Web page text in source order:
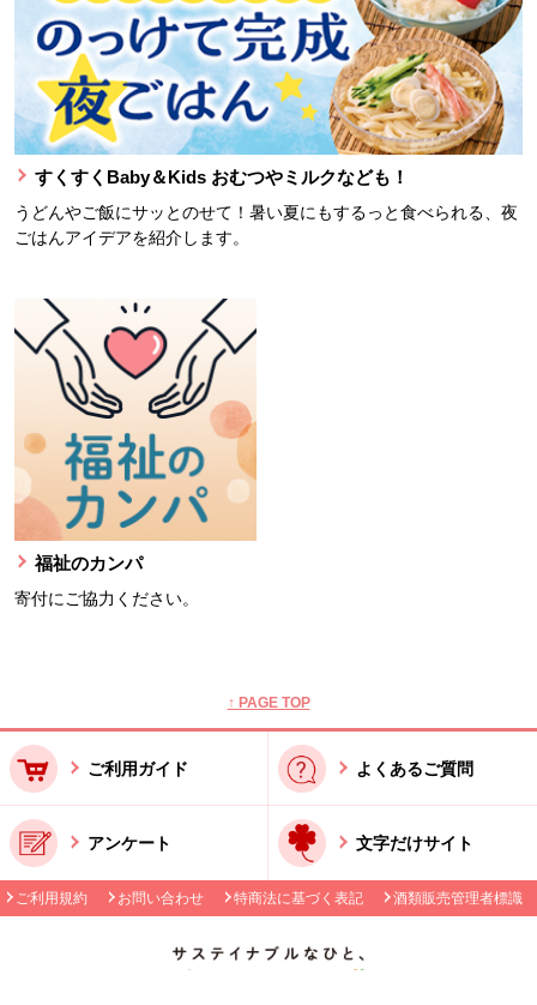
すくすくBaby＆Kids おむつやミルクなども！
うどんやご飯にサッとのせて！暑い夏にもするっと食べられる、夜
ごはんアイデアを紹介します。
福祉のカンパ
寄付にご協力ください。
↑ PAGE TOP
ご利用ガイド よくあるご質問
アンケート 文字だけサイト
ご利用規約 お問い合わせ 特商法に基づく表記 酒類販売管理者標識